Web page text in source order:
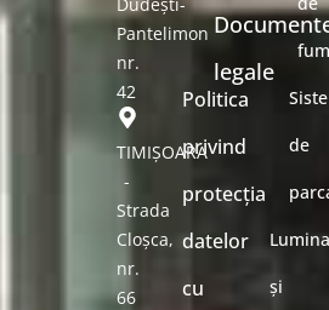
Pantelimon
nr.
42
TIMIȘOARA
-
Strada
Cloșca,
nr.
66
legale
Politica
privind
protecția
datelor
cu
fum
de
și